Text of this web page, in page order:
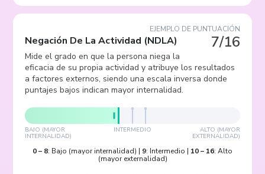
EJEMPLO DE PUNTUACIÓN
7/16
Negación De La Actividad (NDLA)
Mide el grado en que la persona niega la
eficacia de su propia actividad y atribuye los resultados
a factores externos, siendo una escala inversa donde
puntajes bajos indican mayor internalidad.
BAJO (MAYOR
INTERNALIDAD)
INTERMEDIO ALTO (MAYOR
EXTERNALIDAD)
0– 8: Bajo (mayor internalidad) | 9: Intermedio | 10– 16: Alto
(mayor externalidad)